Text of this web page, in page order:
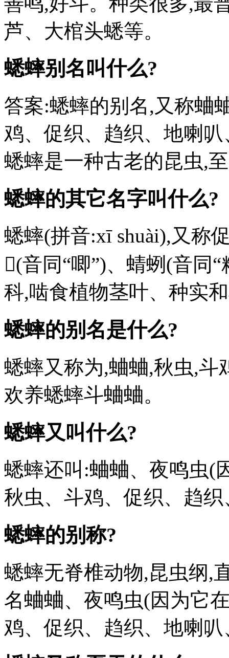
芦、大棺头蟋等。
蟋蟀别名叫什么?
答案:蟋蟀的别名,又称蛐
鸡、促织、趋织、地喇
蟋蟀是一种古老的昆虫,
蟋蟀的其它名字叫什么?
蟋蟀(拼音:xī shuài),又称
𧉍(音同“唧”)、蜻蛚(音同
科,啮食植物茎叶、种实
蟋蟀的别名是什么?
蟋蟀又称为,蛐蛐,秋虫,斗
欢养蟋蟀斗蛐蛐。
蟋蟀又叫什么?
蟋蟀还叫:蛐蛐、夜鸣虫(
秋虫、斗鸡、促织、趋
蟋蟀的别称?
蟋蟀无脊椎动物,昆虫纲,
名蛐蛐、夜鸣虫(因为它
鸡、促织、趋织、地喇